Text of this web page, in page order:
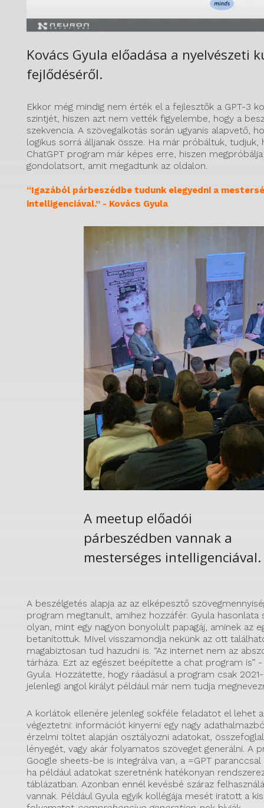
Kovács Gyula előadása a nyelvészeti
fejlődéséről.
Ekkor még mindig nem érték el a fejlesztők a GPT-3
szintjét, hiszen azt nem vették figyelembe, hogy a
szekvencia. A szövegalkotás során ugyanis alapvető,
logikus sorrá álljanak össze. Ha már próbáltuk, tudjuk,
ChatGPT program már képes erre, hiszen
gondolatsort, amit megadtunk az oldalon.
“Igazából párbeszédbe tudunk elegyedni a
intelligenciával.” - Kovács Gyula
A meetup előadói
párbeszédben vannak a
mesterséges intelligenciával.
A beszélgetés alapja az az elképesztő
program megtanult, amihez hozzáfér. Gyula hasonlata
olyan, mint egy nagyon bonyolult papagáj, aminek az
betanítottuk. Mivel visszamondja nekünk az ott
magabiztosan tud hazudni is. “Az internet nem az
tárháza. Ezt az egészet beépítette a chat program is” -
Gyula. Hozzátette, hogy ráadásul a program csak
jelenlegi angol királyt például már nem tudja
A korlátok ellenére jelenleg sokféle feladatot el lehet a
végeztetni: információt kinyerni egy nagy
érzelmi töltet alapján osztályozni adatokat,
lényegét, vagy akár folyamatos szöveget generálni. A
Google sheets-be is integrálva van, a =GPT
ha például adatokat szeretnénk hatékonyan
táblázatban. Azonban ennél kevésbé száraz
vannak. Például Gyula egyik kollégája mesét iratott a